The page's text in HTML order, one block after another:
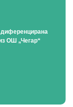
ОШ „Чегар“